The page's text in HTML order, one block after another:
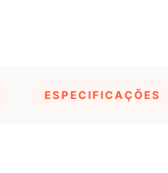
ESPECIFICAÇÕES